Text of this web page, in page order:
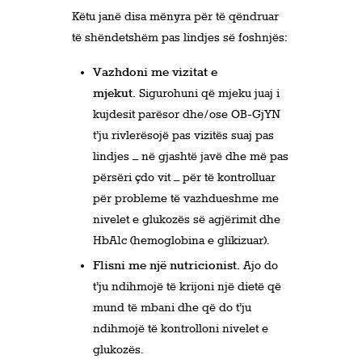
Këtu janë disa mënyra për të qëndruar
të shëndetshëm pas lindjes së foshnjës:
Vazhdoni me vizitat e
mjekut. Sigurohuni që mjeku juaj i
kujdesit parësor dhe/ose OB-GjYN
t’ju rivlerësojë pas vizitës suaj pas
lindjes – në gjashtë javë dhe më pas
përsëri çdo vit – për të kontrolluar
për probleme të vazhdueshme me
nivelet e glukozës së agjërimit dhe
HbA1c (hemoglobina e glikizuar).
Flisni me një nutricionist. Ajo do
t’ju ndihmojë të krijoni një dietë që
mund të mbani dhe që do t’ju
ndihmojë të kontrolloni nivelet e
glukozës.